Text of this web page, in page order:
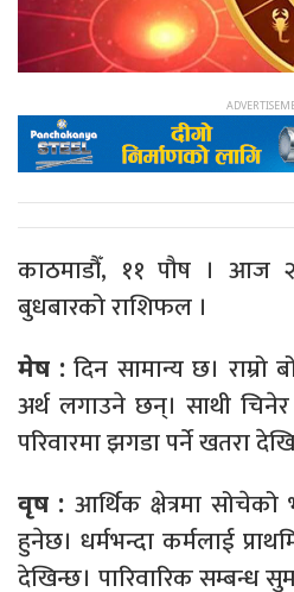
काठमाडौँ, ११ पौष । आज
बुधबारको राशिफल ।
मेष :दिन सामान्य छ। राम्रो
अर्थ लगाउने छन्। साथी चिनेर
परिवारमा झगडा पर्ने खतरा
वृष : आर्थिक क्षेत्रमा सोचेको
हुनेछ। धर्मभन्दा कर्मलाई
देखिन्छ। पारिवारिक सम्बन्ध